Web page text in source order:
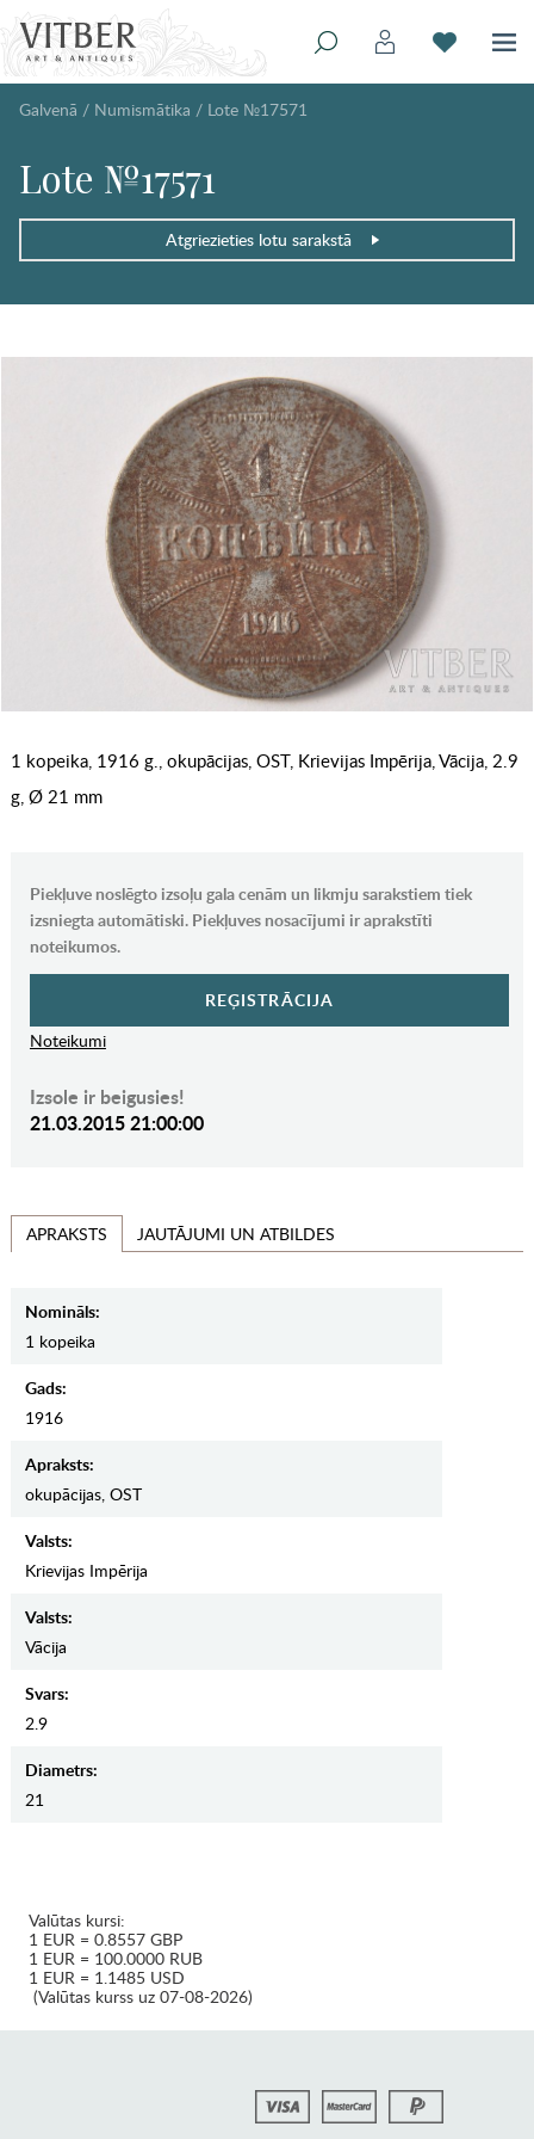
Galvenā / Numismātika / Lote №17571
Lote №17571
Atgriezieties lotu sarakstā
1 kopeika, 1916 g., okupācijas, OST, Krievijas Impērija, Vācija, 2.9
g, Ø 21 mm
Piekļuve noslēgto izsoļu gala cenām un likmju sarakstiem tiek
izsniegta automātiski. Piekļuves nosacījumi ir aprakstīti
noteikumos.
REĢISTRĀCIJA
Noteikumi
Izsole ir beigusies!
21.03.2015 21:00:00
APRAKSTS JAUTĀJUMI UN ATBILDES
Nomināls:
1 kopeika
Gads:
1916
Apraksts:
okupācijas, OST
Valsts:
Krievijas Impērija
Valsts:
Vācija
Svars:
2.9
Diametrs:
21
Valūtas kursi:
1 EUR = 0.8557 GBP
1 EUR = 100.0000 RUB
1 EUR = 1.1485 USD
(Valūtas kurss uz 07-08-2026)